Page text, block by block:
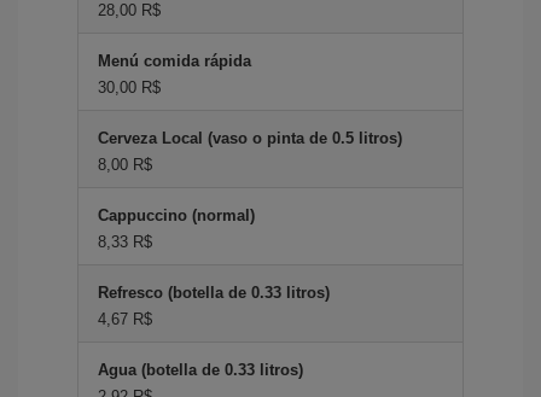
28,00 R$
Menú comida rápida
30,00 R$
Cerveza Local (vaso o pinta de 0.5 litros)
8,00 R$
Cappuccino (normal)
8,33 R$
Refresco (botella de 0.33 litros)
4,67 R$
Agua (botella de 0.33 litros)